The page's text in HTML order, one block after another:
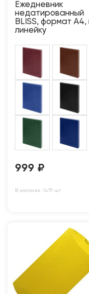
Ежедневник
недатированный
BLISS, формат А4,
линейку
999 ₽
В наличии: 1479 шт